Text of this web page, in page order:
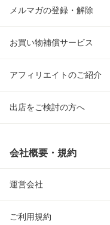
メルマガの登録・解除
お買い物補償サービス
アフィリエイトのご紹介
出店をご検討の方へ
会社概要・規約
運営会社
ご利用規約